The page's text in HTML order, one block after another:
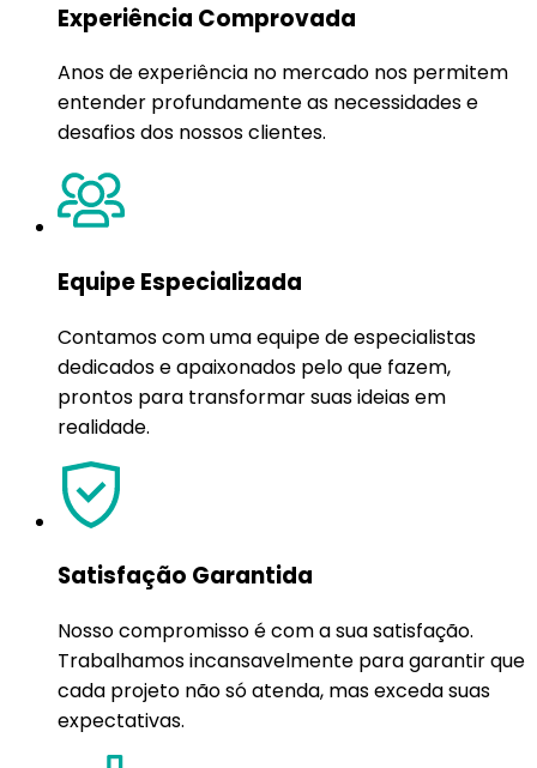
Experiência Comprovada
Anos de experiência no mercado nos permitem
entender profundamente as necessidades e
desafios dos nossos clientes.
Equipe Especializada
Contamos com uma equipe de especialistas
dedicados e apaixonados pelo que fazem,
prontos para transformar suas ideias em
realidade.
Satisfação Garantida
Nosso compromisso é com a sua satisfação.
Trabalhamos incansavelmente para garantir que
cada projeto não só atenda, mas exceda suas
expectativas.